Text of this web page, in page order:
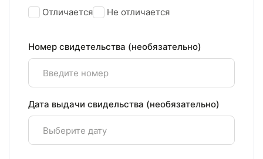
Отличается Не отличается
Номер свидетельства (необязательно)
Дата выдачи свидельства (необязательно)